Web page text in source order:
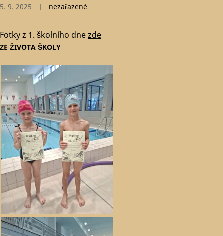
ZE ŽIVOTA ŠKOLY
5. 9. 2025 nezařazené
Fotky z 1. školního dnezde